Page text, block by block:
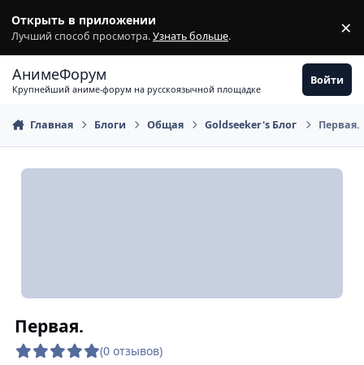
Открыть в приложении
Лучший способ просмотра.Узнать больше. ×
АнимеФорум
Крупнейший аниме-форум на русскоязычной площадке
Войти
Главная Блоги Общая Goldseeker's Блог Первая.
Первая.
(0 отзывов)